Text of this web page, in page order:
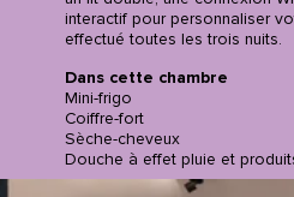
interactif pour personnaliser
effectué toutes les trois nuits.
Dans cette chambre
Mini-frigo
Coiffre-fort
Sèche-cheveux
Douche à effet pluie et